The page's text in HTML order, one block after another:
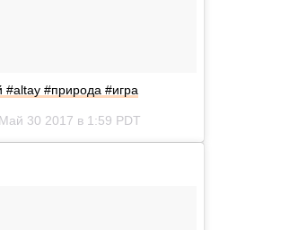
#altay #природа #игра
Май 30 2017 в 1:59 PDT